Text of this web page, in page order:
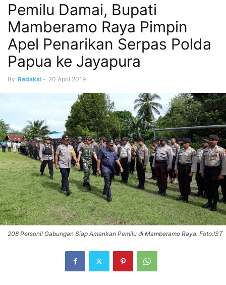
Pemilu Damai, Bupati
Mamberamo Raya Pimpin
Apel Penarikan Serpas Polda
Papua ke Jayapura
By Redaksi - 20 April 2019
208 Personil Gabungan Siap Amankan Pemilu di Mamberamo Raya. Foto:IST